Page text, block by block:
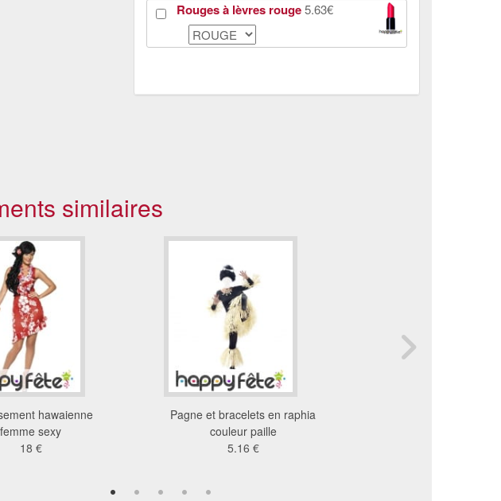
Rouges à lèvres rouge5.63€
similaires
hawaienne
femme sexy
18 €
Pagne et bracelets en raphia
couleur paille
5.16 €